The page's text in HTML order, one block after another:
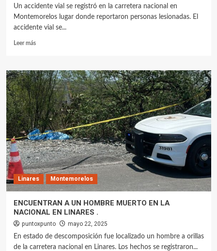
Un accidente vial se registró en la carretera nacional en
Montemorelos lugar donde reportaron personas lesionadas. El
accidente vial se...
Leer más
Linares Montemorelos
ENCUENTRAN A UN HOMBRE MUERTO EN LA
NACIONAL EN LINARES .
puntoxpunto mayo 22, 2025
En estado de descomposición fue localizado un hombre a orillas
de la carretera nacional en Linares. Los hechos se registraron...